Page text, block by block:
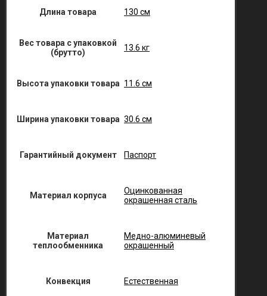
Длина товара 130 см
Вес товара с упаковкой
(брутто)
13.6 кг
Высота упаковки товара 11.6 см
Ширина упаковки товара 30.6 см
Гарантийный документ Паспорт
Материал корпуса
Оцинкованная
окрашенная сталь
Материал
теплообменника
Медно-алюминевый
окрашенный
Конвекция Естественная